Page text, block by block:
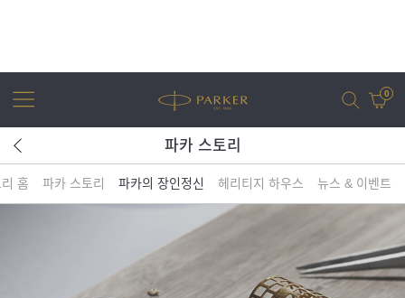
0
어번 아이엠 조터 XL 조터
파카 스토리
홈 파카 스토리 파카의 장인정신 헤리티지 하우스 뉴스 & 이벤트